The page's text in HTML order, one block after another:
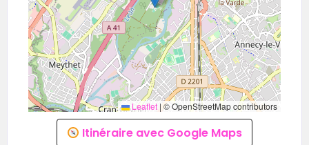
Leaflet|© OpenStreetMap contributors
Itinéraire avec Google Maps